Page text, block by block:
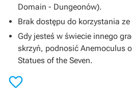
Domain - Dungeonów).
Brak dostępu do korzystania ze
Gdy jesteś w świecie innego
skrzyń, podnosić Anemoculus
Statues of the Seven.
